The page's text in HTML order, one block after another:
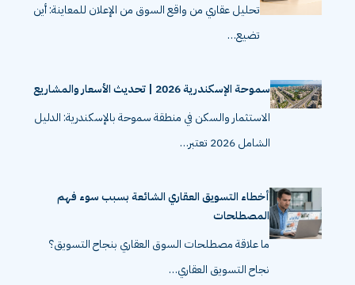
تحليل عقاري من واقع السوق من الإعلان للمعاينة: أين
تضيع…
سموحة الإسكندرية 2026 | تحديث الأسعار والمشاريع
الاستثمار والسكن في منطقة سموحة بالإسكندرية: الدليل
الشامل 2026 تعتبر…
أخطاء التسويق العقاري الشائعة بسبب سوء فهم
المصطلحات
ما علاقة مصطلحات السوق العقاري بنجاح التسويق؟
نجاح التسويق العقاري…